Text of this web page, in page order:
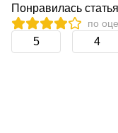
Понравилась
по
5 4